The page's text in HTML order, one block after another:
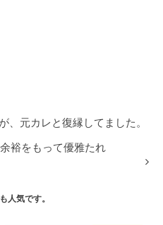
、元カレと復縁してました。
余裕をもって優雅たれ
人気です。